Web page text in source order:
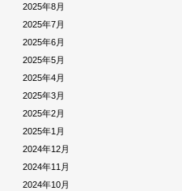
2025年8月
2025年7月
2025年6月
2025年5月
2025年4月
2025年3月
2025年2月
2025年1月
2024年12月
2024年11月
2024年10月